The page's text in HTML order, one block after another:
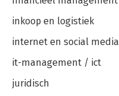
inkoop en logistiek
internet en social media
it-management / ict
juridisch